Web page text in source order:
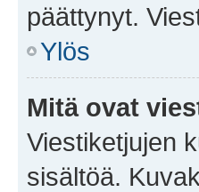
päättynyt.
Ylös
Mitä ovat
Viestiketjujen
sisältöä.